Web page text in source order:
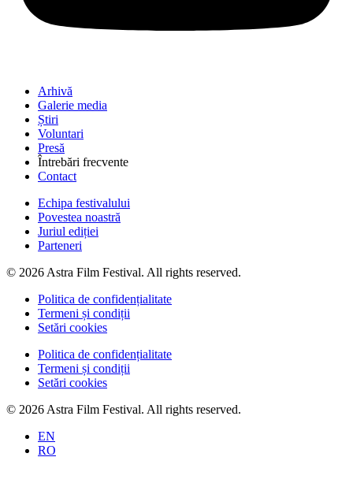
Arhivă
Galerie media
Știri
Voluntari
Presă
Întrebări frecvente
Contact
Echipa festivalului
Povestea noastră
Juriul ediției
Parteneri
© 2026 Astra Film Festival. All rights reserved.
Politica de confidențialitate
Termeni și condiții
Setări cookies
Politica de confidențialitate
Termeni și condiții
Setări cookies
© 2026 Astra Film Festival. All rights reserved.
EN
RO